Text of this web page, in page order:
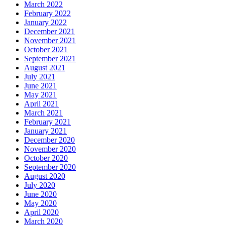
March 2022
February 2022
January 2022
December 2021
November 2021
October 2021
September 2021
August 2021
July 2021
June 2021
May 2021
April 2021
March 2021
February 2021
January 2021
December 2020
November 2020
October 2020
September 2020
August 2020
July 2020
June 2020
May 2020
April 2020
March 2020